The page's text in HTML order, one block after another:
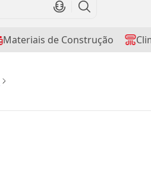
Materiais de Construção